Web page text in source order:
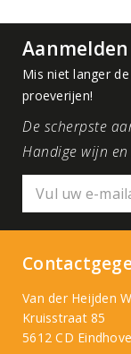
Mis niet langer
proeverijen!
De scherpste
Handige wijn
Van der Heijden
Kruisstraat 85
5612 CD